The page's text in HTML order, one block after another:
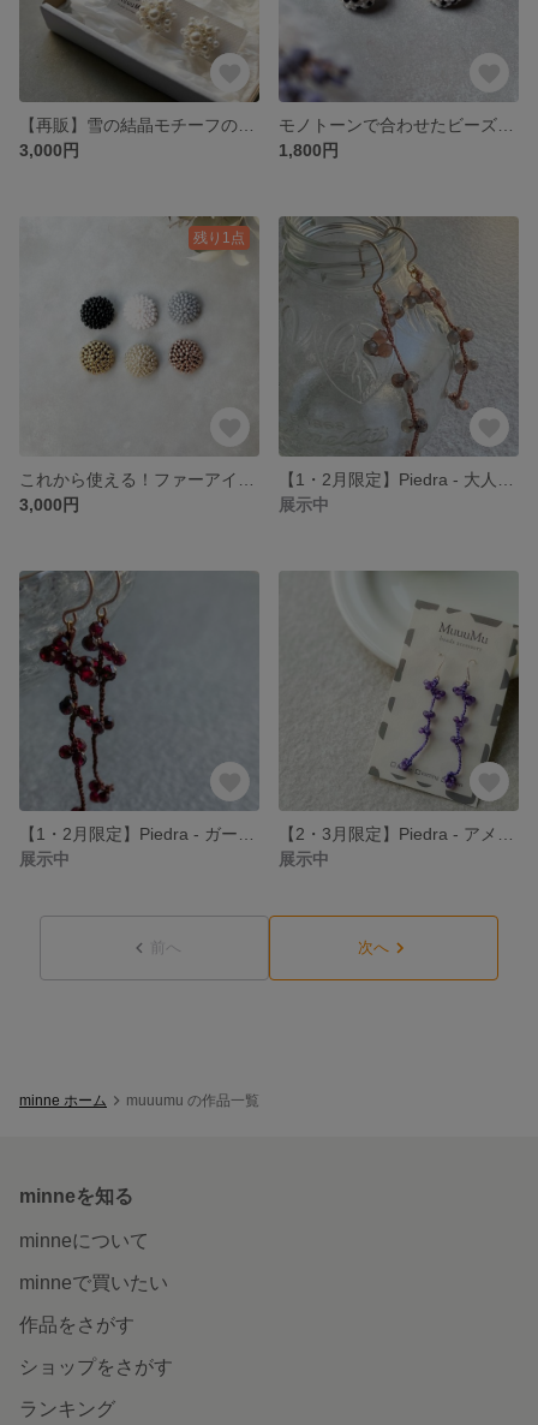
3,000円
1,800円
残り1点
3,000円
展示中
展示中
展示中
前へ 次へ
minne ホーム muuumu の作品一覧
minneを知る
minneについて
minneで買いたい
作品をさがす
ショップをさがす
ランキング